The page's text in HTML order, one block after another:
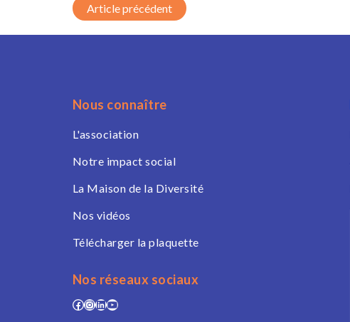
Post navigation
Nous connaître
L'association
Notre impact social
La Maison de la Diversité
Nos vidéos
Télécharger la plaquette
Nos réseaux sociaux
Facebook
Instagram
LinkedIn
YouTube